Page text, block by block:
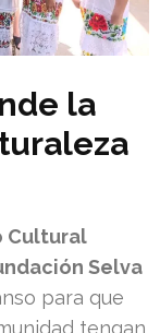
la
Cultural
Selva
para que
tengan